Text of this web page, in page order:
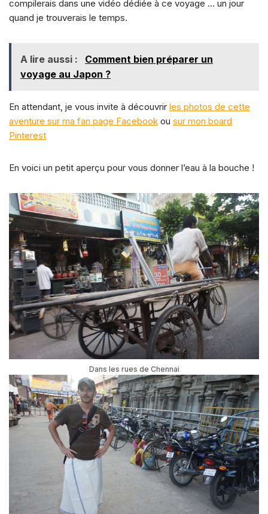
compilerais dans une vidéo dédiée à ce voyage … un jour
quand je trouverais le temps.
A lire aussi :
Comment bien préparer un
voyage au Japon ?
En attendant, je vous invite à découvrir les photos de cette
aventure sur ma fan page Facebook ou sur mon board
Pinterest
En voici un petit aperçu pour vous donner l’eau à la bouche !
Dans les rues de Chennai